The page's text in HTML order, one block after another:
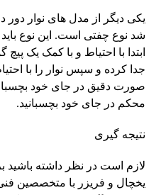
یکی دیگر از مدل های نوار
شد نوع چفتی است. این نوع
ابتدا با احتیاط و با کمک یک
جدا کرده و سپس نوار را با
صورت دقیق در جای خود
محکم در جای خود بچسبانید.
نتیجه گیری
لازم است در نظر داشته باشید
یخچال و فریزر با متخصصین